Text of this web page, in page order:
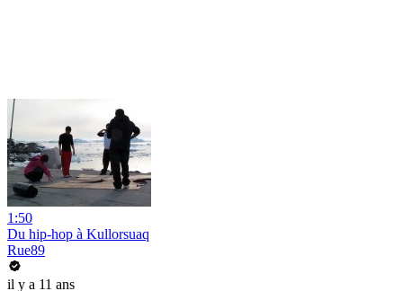
1:50
Du hip-hop à Kullorsuaq
Rue89
il y a 11 ans